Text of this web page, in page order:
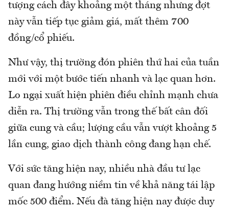
tượng cách đây khoảng một tháng nhưng đợt
này vẫn tiếp tục giảm giá, mất thêm 700
đồng/cổ phiếu.
Như vậy, thị trường đón phiên thứ hai của tuần
mới với một bước tiến nhanh và lạc quan hơn.
Lo ngại xuất hiện phiên điều chỉnh mạnh chưa
diễn ra. Thị trường vẫn trong thế bất cân đối
giữa cung và cầu; lượng cầu vẫn vượt khoảng 5
lần cung, giao dịch thành công đang hạn chế.
Với sức tăng hiện nay, nhiều nhà đầu tư lạc
quan đang hướng niềm tin về khả năng tái lập
mốc 500 điểm. Nếu đà tăng hiện nay được duy